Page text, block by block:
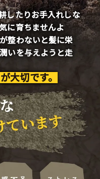
したりお手入れしな
に育ちませんよ
整わないと髪に栄
いを与えようと走
大切です。